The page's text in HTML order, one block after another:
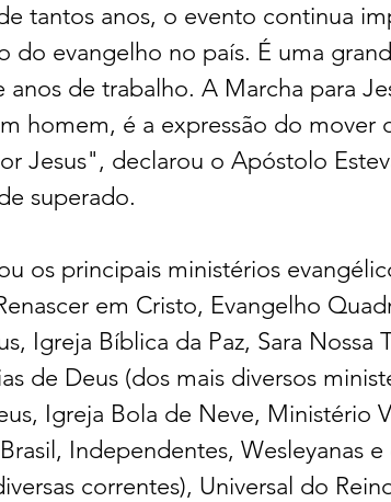
tantos anos, o evento continua
do evangelho no país. É uma
de trabalho. A Marcha para
homem, é a expressão do mover
Jesus", declarou o Apóstolo
superado.
os principais ministérios
em Cristo, Evangelho
Igreja Bíblica da Paz, Sara Nossa
de Deus (dos mais diversos
Igreja Bola de Neve, Ministério
Independentes, Wesleyanas e
correntes), Universal do